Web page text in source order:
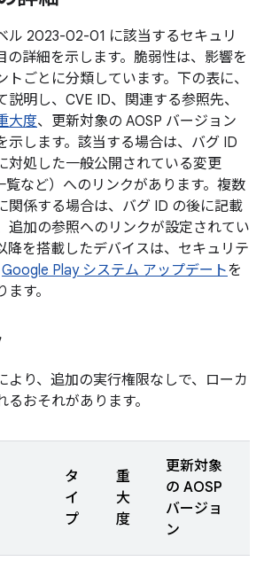
ル 2023-02-01 に該当するセキュリ
の詳細を示します。脆弱性は、影響を
トごとに分類しています。下の表に、
説明し、CVE ID、関連する参照先、
大度、更新対象の AOSP バージョン
示します。該当する場合は、バグ ID
対処した一般公開されている変更
覧など）へのリンクがあります。複数
関係する場合は、バグ ID の後に記載
追加の参照へのリンクが設定されてい
降を搭載したデバイスは、セキュリテ
Google Play システム アップデートを
す。
より、追加の実行権限なしで、ローカ
おそれがあります。
タ
イ
プ
重
大
度
更新対象
の AOSP
バージョ
ン